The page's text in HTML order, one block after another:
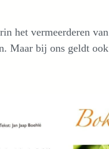
het vermeerderen
Maar bij ons geldt ook